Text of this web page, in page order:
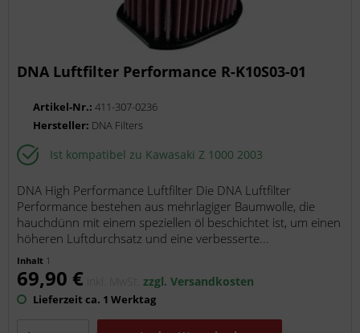
DNA Luftfilter Performance R-K10S03-01
Artikel-Nr.:411-307-0236
Hersteller: DNA Filters
Ist kompatibel zu Kawasaki Z 1000 2003
DNA High Performance Luftfilter Die DNA Luftfilter
Performance bestehen aus mehrlagiger Baumwolle, die
hauchdünn mit einem speziellen öl beschichtet ist, um einen
höheren Luftdurchsatz und eine verbesserte...
Inhalt 1
69,90 € inkl. MwSt.zzgl. Versandkosten
Lieferzeit ca. 1 Werktag